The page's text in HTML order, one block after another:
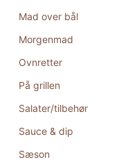
Mad over bål
Morgenmad
Ovnretter
På grillen
Salater/tilbehør
Sauce & dip
Sæson